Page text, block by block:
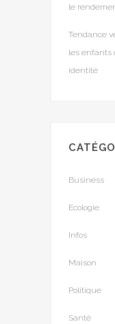
le
Tendance
les enfants
identité
Business
Ecologie
Infos
Maison
Politique
Santé